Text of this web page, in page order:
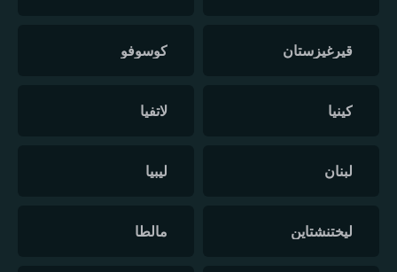
قيرغيزستان كوسوفو
كينيا لاتفيا
لبنان ليبيا
ليختنشتاين مالطا